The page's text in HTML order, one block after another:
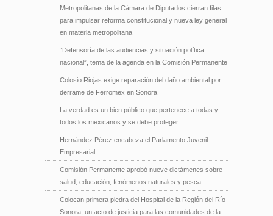
Metropolitanas de la Cámara de Diputados cierran filas
para impulsar reforma constitucional y nueva ley general
en materia metropolitana
“Defensoría de las audiencias y situación política
nacional”, tema de la agenda en la Comisión Permanente
Colosio Riojas exige reparación del daño ambiental por
derrame de Ferromex en Sonora
La verdad es un bien público que pertenece a todas y
todos los mexicanos y se debe proteger
Hernández Pérez encabeza el Parlamento Juvenil
Empresarial
Comisión Permanente aprobó nueve dictámenes sobre
salud, educación, fenómenos naturales y pesca
Colocan primera piedra del Hospital de la Región del Río
Sonora, un acto de justicia para las comunidades de la